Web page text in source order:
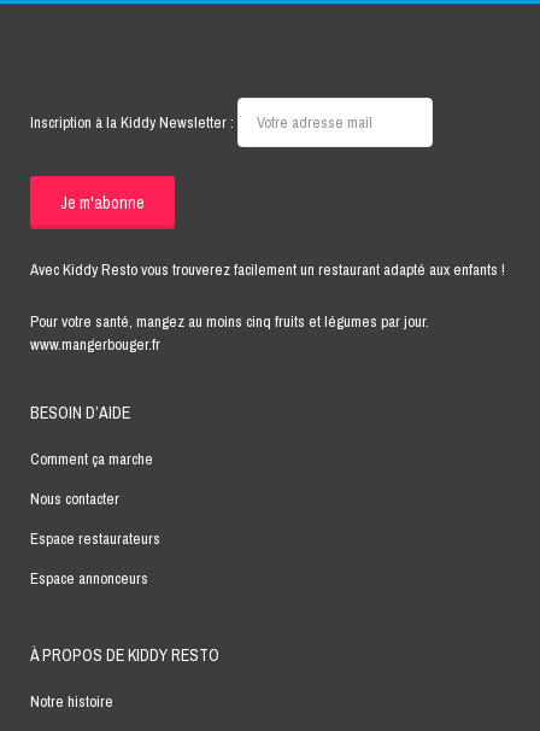
Inscription à la Kiddy Newsletter :
Avec Kiddy Resto vous trouverez facilement un restaurant adapté aux enfants !
Pour votre santé, mangez au moins cinq fruits et légumes par jour.
www.mangerbouger.fr
BESOIN D’AIDE
Comment ça marche
Nous contacter
Espace restaurateurs
Espace annonceurs
À PROPOS DE KIDDY RESTO
Notre histoire